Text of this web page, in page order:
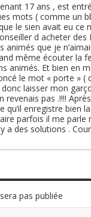
17 ans , est
mots ( comme un
le sien avait eu ce
d acheter
animés que je
même écouter la
animés. Et bien en
le mot « porte » (
donc laisser mon
revenais pas .!!!!
enregistre bien
parfois il me parle
a des solutions .
pas publiée